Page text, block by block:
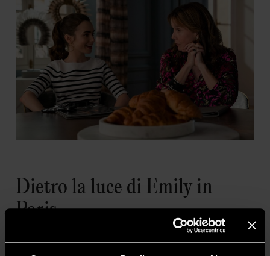
Dietro la luce di Emily in
Paris
«Parigi è una città ossessionata dalla bellezza»